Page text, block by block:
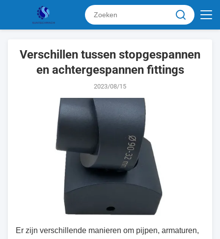
Verschillen tussen stopgespannen
en achtergespannen fittings
2023/08/15
Er zijn verschillende manieren om pijpen, armaturen,